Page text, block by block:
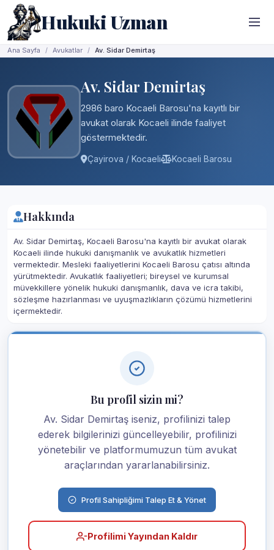
Hukuki Uzman
Ana Sayfa Avukatlar Av. Sidar Demirtaş
Av. Sidar Demirtaş
2986 baro Kocaeli Barosu'na kayıtlı bir
avukat olarak Kocaeli ilinde faaliyet
göstermektedir.
Çayirova / Kocaeli Kocaeli Barosu
Hakkında
Av. Sidar Demirtaş, Kocaeli Barosu'na kayıtlı bir avukat olarak
Kocaeli ilinde hukuki danışmanlık ve avukatlık hizmetleri
vermektedir. Mesleki faaliyetlerini Kocaeli Barosu çatısı altında
yürütmektedir. Avukatlık faaliyetleri; bireysel ve kurumsal
müvekkillere yönelik hukuki danışmanlık, dava ve icra takibi,
sözleşme hazırlanması ve uyuşmazlıkların çözümü hizmetlerini
içermektedir.
Bu profil sizin mi?
Av. Sidar Demirtaş iseniz, profilinizi talep
ederek bilgilerinizi güncelleyebilir, profilinizi
yönetebilir ve platformumuzun tüm avukat
araçlarından yararlanabilirsiniz.
Profil Sahipliğimi Talep Et & Yönet
Profilimi Yayından Kaldır